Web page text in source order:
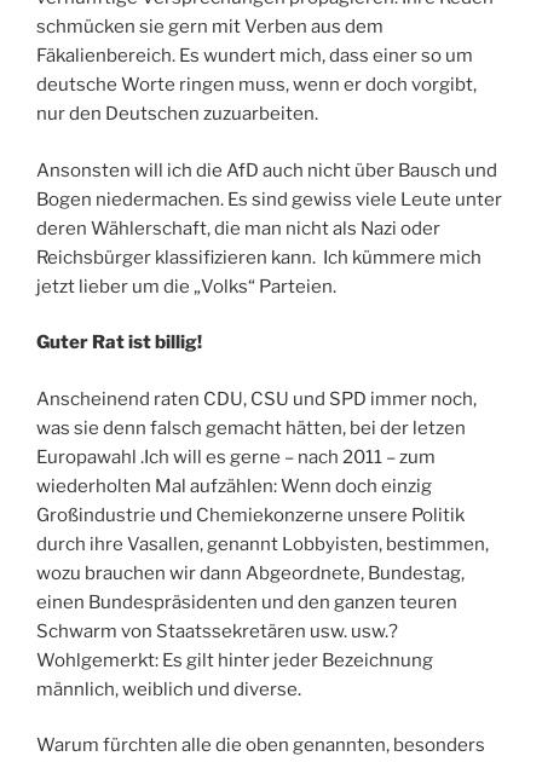
schmücken sie gern mit Verben aus dem
Fäkalienbereich. Es wundert mich, dass einer so um
deutsche Worte ringen muss, wenn er doch vorgibt,
nur den Deutschen zuzuarbeiten.
Ansonsten will ich die AfD auch nicht über Bausch und
Bogen niedermachen. Es sind gewiss viele Leute unter
deren Wählerschaft, die man nicht als Nazi oder
Reichsbürger klassifizieren kann. Ich kümmere mich
jetzt lieber um die „Volks“ Parteien.
Guter Rat ist billig!
Anscheinend raten CDU, CSU und SPD immer noch,
was sie denn falsch gemacht hätten, bei der letzen
Europawahl .Ich will es gerne – nach 2011 – zum
wiederholten Mal aufzählen: Wenn doch einzig
Großindustrie und Chemiekonzerne unsere Politik
durch ihre Vasallen, genannt Lobbyisten, bestimmen,
wozu brauchen wir dann Abgeordnete, Bundestag,
einen Bundespräsidenten und den ganzen teuren
Schwarm von Staatssekretären usw. usw.?
Wohlgemerkt: Es gilt hinter jeder Bezeichnung
männlich, weiblich und diverse.
Warum fürchten alle die oben genannten, besonders